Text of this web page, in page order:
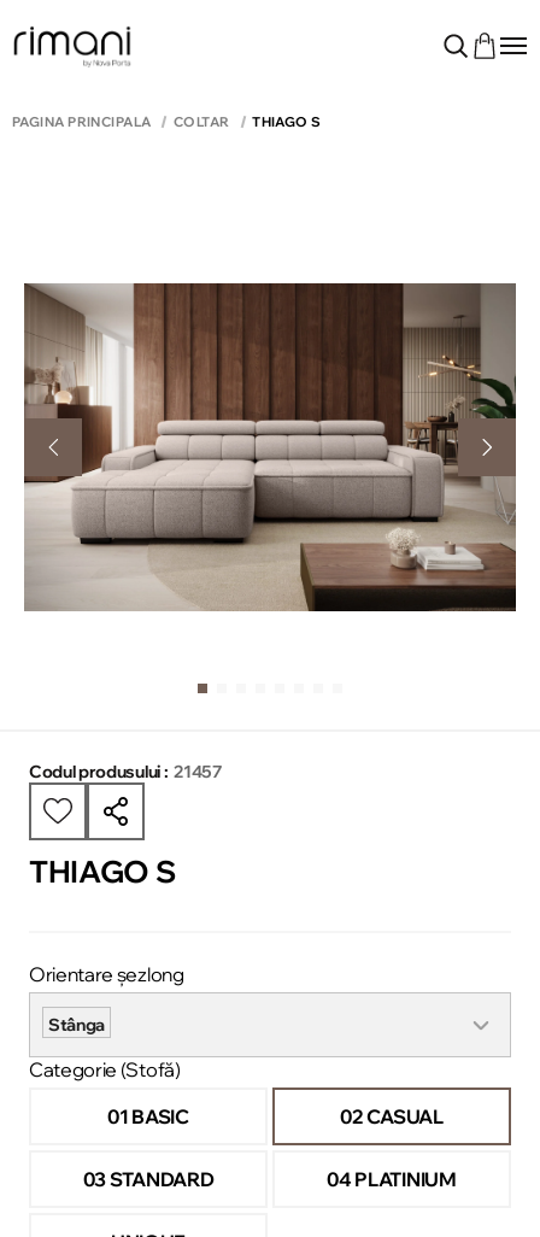
PAGINA PRINCIPALĂ COLTAR THIAGO S
Codul produsului : 21457
THIAGO S
Orientare șezlong
Stânga
Categorie (Stofă)
01 BASIC
02 CASUAL
03 STANDARD 04 PLATINIUM